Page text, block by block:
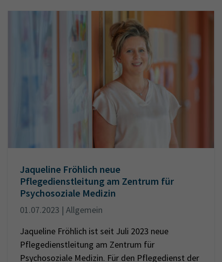
Jaqueline Fröhlich neue
Pflegedienstleitung am Zentrum für
Psychosoziale Medizin
01.07.2023 | Allgemein
Jaqueline Fröhlich ist seit Juli 2023 neue
Pflegedienstleitung am Zentrum für
Psychosoziale Medizin. Für den Pflegedienst der